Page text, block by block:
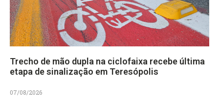
Trecho de mão dupla na ciclofaixa recebe última
etapa de sinalização em Teresópolis
07/08/2026